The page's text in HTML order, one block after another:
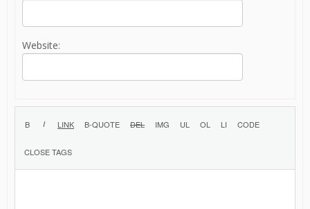
Website: